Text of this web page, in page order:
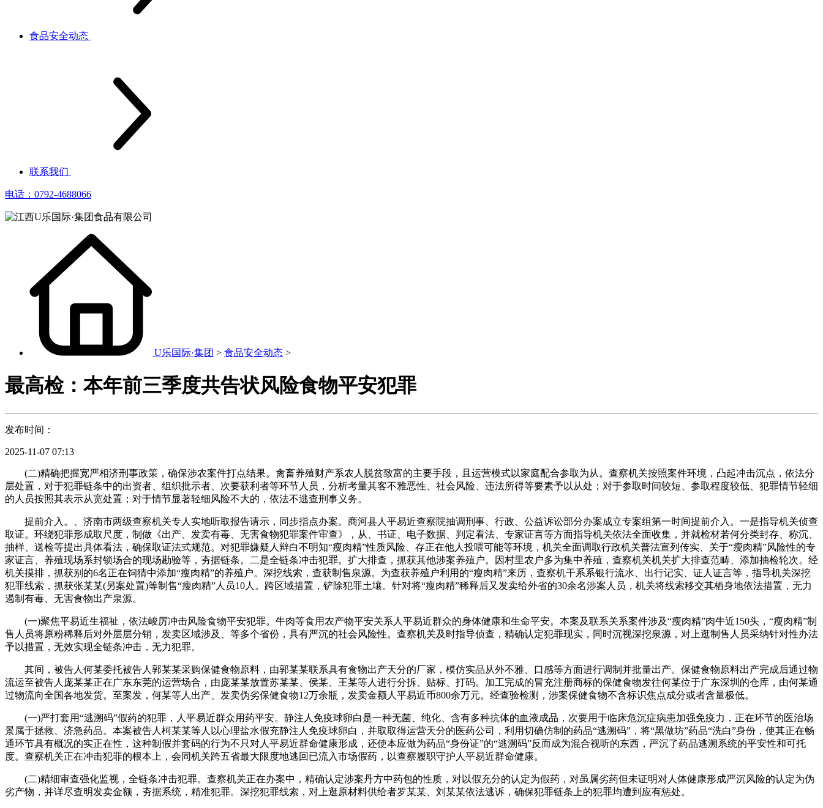
食品安全动态
联系我们
电话：0792-4688066
U乐国际·集团 > 食品安全动态 >
最高检：本年前三季度共告状风险食物平安犯罪
发布时间：
2025-11-07 07:13
(二)精确把握宽严相济刑事政策，确保涉农案件打点结果。禽畜养殖财产系农人脱贫致富的主要手段，且运营模式以家庭配合参取为从。查察机关按照案件环境，凸起冲击沉点，依法分
层处置，对于犯罪链条中的出资者、组织批示者、次要获利者等环节人员，分析考量其客不雅恶性、社会风险、违法所得等要素予以从处；对于参取时间较短、参取程度较低、犯罪情节轻细
的人员按照其表示从宽处置；对于情节显著轻细风险不大的，依法不逃查刑事义务。
提前介入。、济南市两级查察机关专人实地听取报告请示，同步指点办案。商河县人平易近查察院抽调刑事、行政、公益诉讼部分办案成立专案组第一时间提前介入。一是指导机关侦查
取证。环绕犯罪形成取尺度，制做《出产、发卖有毒、无害食物犯罪案件审查》，从、书证、电子数据、判定看法、专家证言等方面指导机关依法全面收集，并就检材若何分类封存、称沉、
抽样、送检等提出具体看法，确保取证法式规范。对犯罪嫌疑人辩白不明知“瘦肉精”性质风险、存正在他人投喂可能等环境，机关全面调取行政机关普法宣列传实、关于“瘦肉精”风险性的专
家证言、养殖现场系封锁场合的现场勘验等，夯据链条。二是全链条冲击犯罪。扩大排查，抓获其他涉案养殖户。因村里农户多为集中养殖，查察机关机关扩大排查范畴、添加抽检轮次。经
机关摸排，抓获别的6名正在饲猜中添加“瘦肉精”的养殖户。深挖线索，查获制售泉源。为查获养殖户利用的“瘦肉精”来历，查察机干系系银行流水、出行记实、证人证言等，指导机关深挖
犯罪线索，抓获张某某(另案处置)等制售“瘦肉精”人员10人。跨区域措置，铲除犯罪土壤。针对将“瘦肉精”稀释后又发卖给外省的30余名涉案人员，机关将线索移交其栖身地依法措置，无力
遏制有毒、无害食物出产泉源。
(一)聚焦平易近生福祉，依法峻厉冲击风险食物平安犯罪。牛肉等食用农产物平安关系人平易近群众的身体健康和生命平安。本案及联系关系案件涉及“瘦肉精”肉牛近150头，“瘦肉精”制
售人员将原粉稀释后对外层层分销，发卖区域涉及、等多个省份，具有严沉的社会风险性。查察机关及时指导侦查，精确认定犯罪现实，同时沉视深挖泉源，对上逛制售人员采纳针对性办法
予以措置，无效实现全链条冲击，无力犯罪。
其间，被告人何某委托被告人郭某某采购保健食物原料，由郭某某联系具有食物出产天分的厂家，模仿实品从外不雅、口感等方面进行调制并批量出产。保健食物原料出产完成后通过物
流运至被告人庞某某正在广东东莞的运营场合，由庞某某放置苏某某、侯某、王某等人进行分拆、贴标、打码。加工完成的冒充注册商标的保健食物发往何某位于广东深圳的仓库，由何某通
过物流向全国各地发货。至案发，何某等人出产、发卖伪劣保健食物12万余瓶，发卖金额人平易近币800余万元。经查验检测，涉案保健食物不含标识焦点成分或者含量极低。
(一)严打套用“逃溯码”假药的犯罪，人平易近群众用药平安。静注人免疫球卵白是一种无菌、纯化、含有多种抗体的血液成品，次要用于临床危沉症病患加强免疫力，正在环节的医治场
景属于拯救、济急药品。本案被告人柯某某等人以心理盐水假充静注人免疫球卵白，并取取得运营天分的医药公司，利用切确仿制的药品“逃溯码”，将“黑做坊”药品“洗白”身份，使其正在畅
通环节具有概况的实正在性，这种制假并套码的行为不只对人平易近群命健康形成，还使本应做为药品“身份证”的“逃溯码”反而成为混合视听的东西，严沉了药品逃溯系统的平安性和可托
度。查察机关正在冲击犯罪的根本上，会同机关跨五省最大限度地逃回已流入市场假药，以查察履职守护人平易近群命健康。
(二)精细审查强化监视，全链条冲击犯罪。查察机关正在办案中，精确认定涉案丹方中药包的性质，对以假充分的认定为假药，对虽属劣药但未证明对人体健康形成严沉风险的认定为伪
劣产物，并详尽查明发卖金额，夯据系统，精准犯罪。深挖犯罪线索，对上逛原材料供给者罗某某、刘某某依法逃诉，确保犯罪链条上的犯罪均遭到应有惩处。